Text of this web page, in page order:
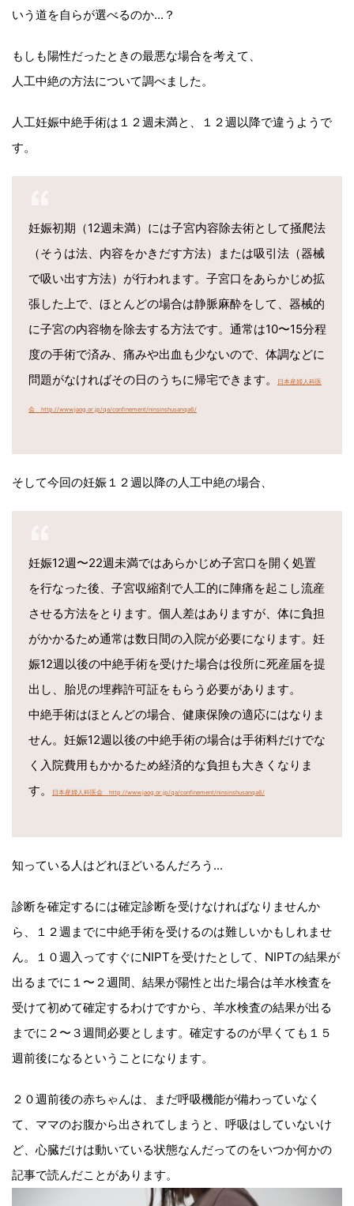
いう道を自らが選べるのか...？
もしも陽性だったときの最悪な場合を考えて、
人工中絶の方法について調べました。
人工妊娠中絶手術は１２週未満と、１２週以降で違うようで
す。
妊娠初期（12週未満）には子宮内容除去術として掻爬法
（そうは法、内容をかきだす方法）または吸引法（器械
で吸い出す方法）が行われます。子宮口をあらかじめ拡
張した上で、ほとんどの場合は静脈麻酔をして、器械的
に子宮の内容物を除去する方法です。通常は10〜15分程
度の手術で済み、痛みや出血も少ないので、体調などに
問題がなければその日のうちに帰宅できます。
日本産婦人科医
会 http://www.jaog.or.jp/qa/confinement/ninsinshusanqa6/
そして今回の妊娠１２週以降の人工中絶の場合、
妊娠12週〜22週未満ではあらかじめ子宮口を開く処置
を行なった後、子宮収縮剤で人工的に陣痛を起こし流産
させる方法をとります。個人差はありますが、体に負担
がかかるため通常は数日間の入院が必要になります。妊
娠12週以後の中絶手術を受けた場合は役所に死産届を提
出し、胎児の埋葬許可証をもらう必要があります。
中絶手術はほとんどの場合、健康保険の適応にはなりま
せん。妊娠12週以後の中絶手術の場合は手術料だけでな
く入院費用もかかるため経済的な負担も大きくなりま
す。
日本産婦人科医会 http://www.jaog.or.jp/qa/confinement/ninsinshusanqa6/
知っている人はどれほどいるんだろう...
診断を確定するには確定診断を受けなければなりませんか
ら、１２週までに中絶手術を受けるのは難しいかもしれませ
ん。１０週入ってすぐにNIPTを受けたとして、NIPTの結果が
出るまでに１〜２週間、結果が陽性と出た場合は羊水検査を
受けて初めて確定するわけですから、羊水検査の結果が出る
までに２〜３週間必要とします。確定するのが早くても１５
週前後になるということになります。
２０週前後の赤ちゃんは、まだ呼吸機能が備わっていなく
て、ママのお腹から出されてしまうと、呼吸はしていないけ
ど、心臓だけは動いている状態なんだってのをいつか何かの
記事で読んだことがあります。